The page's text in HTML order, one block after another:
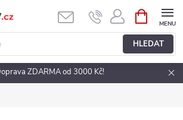
HLEDAT
NÁKUPNÍ
KOŠÍK
ZDARMA od 3000 Kč!